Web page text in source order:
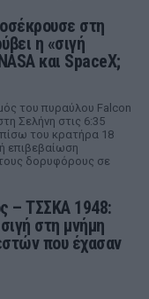
στη
η «σιγή
και SpaceX;
του πυραύλου Falcon
Σελήνη στις 6:35
του κρατήρα 18
επιβεβαίωση
δορυφόρους σε
– ΤΣΣΚΑ 1948:
στη μνήμη
που έχασαν